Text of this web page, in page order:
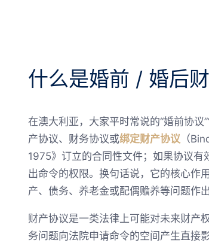
什么是婚前 / 婚后财
在澳大利亚，大家平时常说的“婚前协
产协议、财务协议或绑定财产协议 （
1975》订立的合同性文件；如果协议
出命令的权限。换句话说，它的核心作
产、债务、养老金或配偶赡养等问题作
财产协议是一类法律上可能对未来财产
务问题向法院申请命令的空间产生直接